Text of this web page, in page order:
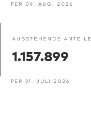
PER 09. AUG. 2026
AUSSTEHENDE ANTEILE
1.157.899
PER 31. JULI 2026